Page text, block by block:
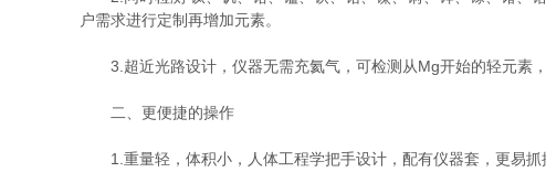
户需求进行定制再增加元素。
3.超近光路设计，仪器无需充氦气，可检测从Mg开始的轻元素，
二、更便捷的操作
1.重量轻，体积小，人体工程学把手设计，配有仪器套，更易抓